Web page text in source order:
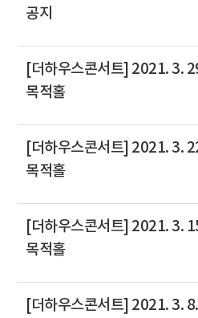
공지
[더하우스콘서트] 2021. 3.
목적홀
[더하우스콘서트] 2021. 3.
목적홀
[더하우스콘서트] 2021. 3.
목적홀
[더하우스콘서트] 2021. 3.